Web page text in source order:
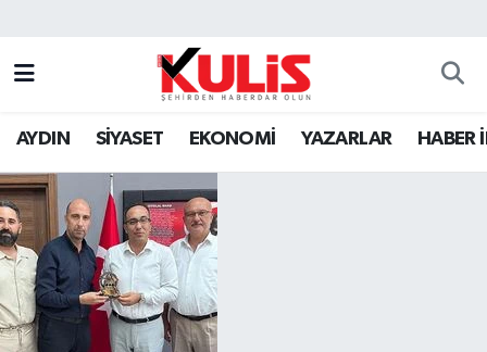
AYDIN SİYASET EKONOMİ YAZARLAR HABER